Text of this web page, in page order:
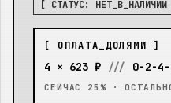
[ СТАТУС: НЕТ_В_НАЛИЧИИ
[ ОПЛАТА_ДОЛЯМИ ]
4 × 623 ₽ /// 0-2-4-
СЕЙЧАС 25% ·